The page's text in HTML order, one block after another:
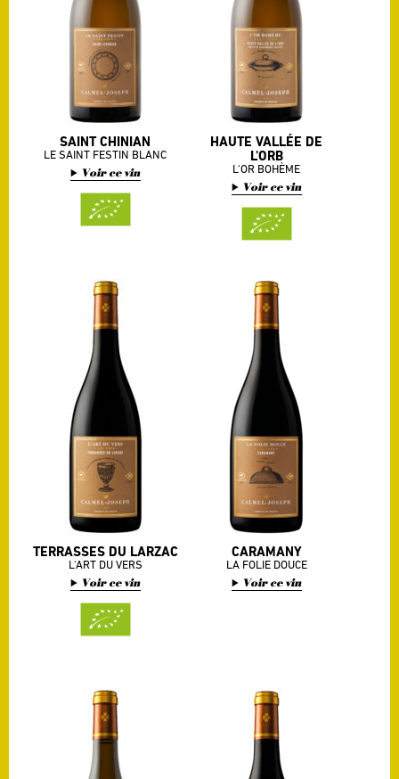
SAINT CHINIAN
LE SAINT FESTIN BLANC
Voir ce vin
HAUTE VALLÉE DE
L'ORB
L'OR BOHÈME
Voir ce vin
TERRASSES DU LARZAC
L'ART DU VERS
Voir ce vin
CARAMANY
LA FOLIE DOUCE
Voir ce vin